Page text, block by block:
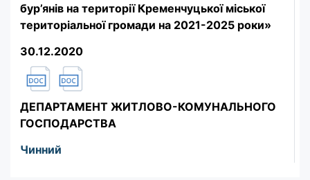
бур’янів на території Кременчуцької міської
територіальної громади на 2021-2025 роки»
30.12.2020
ДЕПАРТАМЕНТ ЖИТЛОВО-КОМУНАЛЬНОГО
ГОСПОДАРСТВА
Чинний